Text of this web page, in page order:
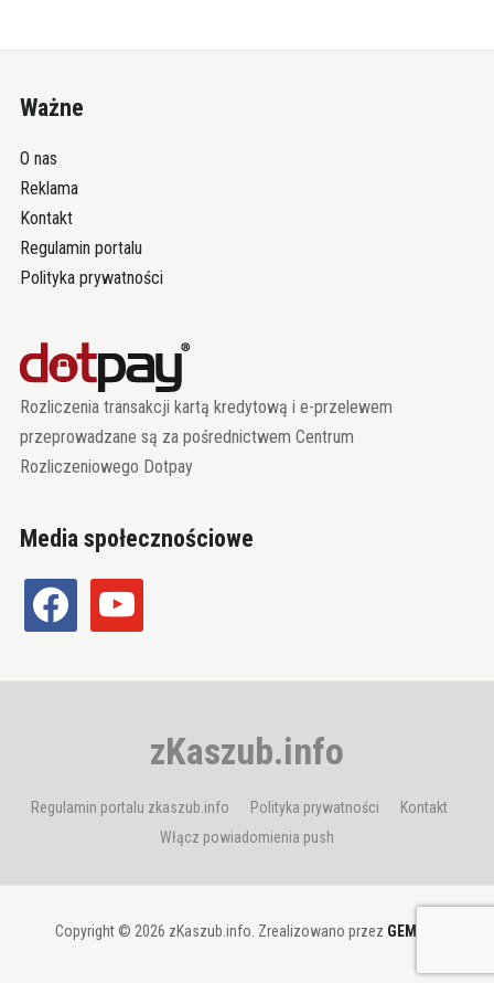
Ważne
O nas
Reklama
Kontakt
Regulamin portalu
Polityka prywatności
Rozliczenia transakcji kartą kredytową i e-przelewem
przeprowadzane są za pośrednictwem Centrum
Rozliczeniowego Dotpay
Media społecznościowe
facebook youtube
zKaszub.info
Regulamin portalu zkaszub.info Polityka prywatności
Kontakt
Włącz powiadomienia push
Copyright © 2026 zKaszub.info. Zrealizowano przez GEMBIT